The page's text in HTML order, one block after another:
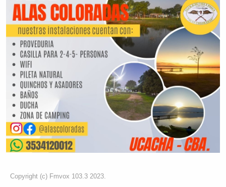
Copyright (c) Fmvox 103.3 2023.